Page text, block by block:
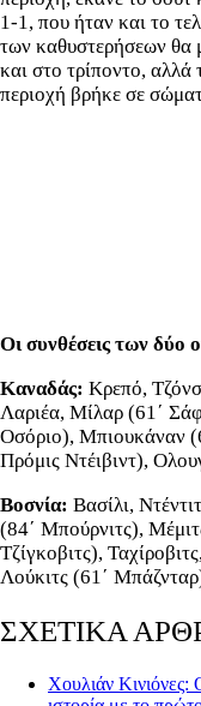
1-1, που ήταν και το
των καθυστερήσεων θα
και στο τρίποντο,
περιοχή βρήκε σε
Οι συνθέσεις των δύο
Καναδάς: Κρεπό,
Λαριέα, Μίλαρ (61΄
Οσόριο), Μπιουκάναν
Πρόμις Ντέιβιντ),
Βοσνία: Βασίλι,
(84΄ Μπούρνιτς),
Τζίγκοβιτς),
Λούκιτς (61΄
ΣΧΕΤΙΚΑ
Χουλιάν